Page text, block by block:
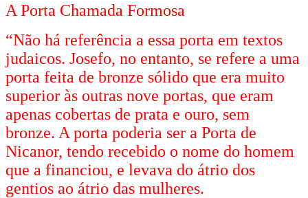
A Porta Chamada Formosa
“Não há referência a essa porta em textos
judaicos. Josefo, no entanto, se refere a uma
porta feita de bronze sólido que era muito
superior às outras nove portas, que eram
apenas cobertas de prata e ouro, sem
bronze. A porta poderia ser a Porta de
Nicanor, tendo recebido o nome do homem
que a financiou, e levava do átrio dos
gentios ao átrio das mulheres.